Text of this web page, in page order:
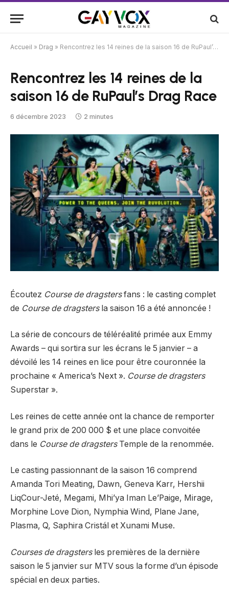
Accueil » Drag » Rencontrez les 14 reines de la saison 16 de RuPaul’s Drag Race
Rencontrez les 14 reines de la
saison 16 de RuPaul’s Drag Race
6 décembre 2023 2 minutes
Écoutez Course de dragsters fans : le casting complet
de Course de dragstersla saison 16 a été annoncée !
La série de concours de téléréalité primée aux Emmy
Awards – qui sortira sur les écrans le 5 janvier – a
dévoilé les 14 reines en lice pour être couronnée la
prochaine « America’s Next ». Course de dragsters
Superstar ».
Les reines de cette année ont la chance de remporter
le grand prix de 200 000 $ et une place convoitée
dans le Course de dragstersTemple de la renommée.
Le casting passionnant de la saison 16 comprend
Amanda Tori Meating, Dawn, Geneva Karr, Hershii
LiqCour-Jeté, Megami, Mhi’ya Iman Le’Paige, Mirage,
Morphine Love Dion, Nymphia Wind, Plane Jane,
Plasma, Q, Saphira Cristál et Xunami Muse.
Courses de dragstersles premières de la dernière
saison le 5 janvier sur MTV sous la forme d’un épisode
spécial en deux parties.